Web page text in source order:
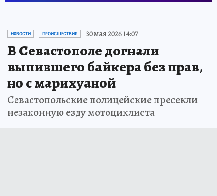
НОВОСТИ ПРОИСШЕСТВИЯ 30 мая 2026 14:07
В Севастополе догнали
выпившего байкера без прав,
но с марихуаной
Севастопольские полицейские пресекли
незаконную езду мотоциклиста